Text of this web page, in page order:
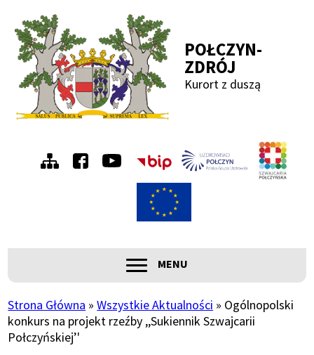
Przejdź
do
menu
Przejdź
do
treści
Przejdź
do
wyszukiwania
Przejdź
do
stopki
POŁCZYN-
ZDRÓJ
Kurort z duszą
Menu
prawe
Główna
nawigacja
ROZWIŃ
MENU
Ścieżka
nawigacyjna
Strona Główna Wszystkie Aktualności
Ogólnopolski
konkurs na projekt rzeźby ,,Sukiennik Szwajcarii
Połczyńskiej’'